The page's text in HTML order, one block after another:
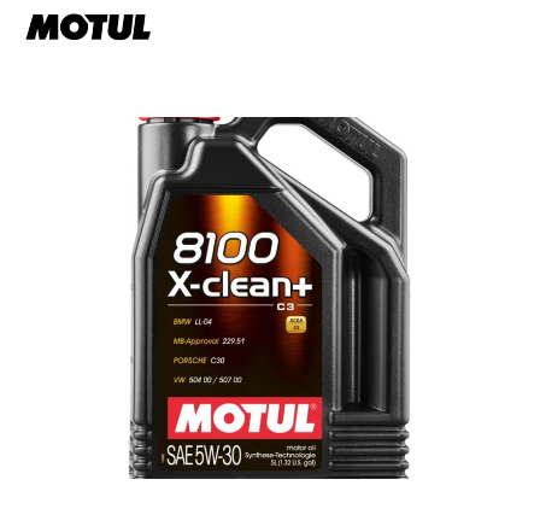
Bildergalerie überspringen